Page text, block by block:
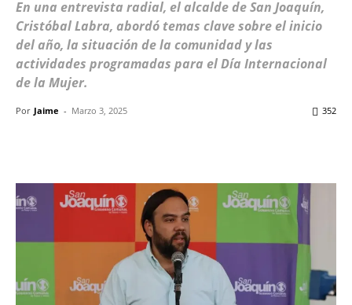
En una entrevista radial, el alcalde de San Joaquín,
Cristóbal Labra, abordó temas clave sobre el inicio
del año, la situación de la comunidad y las
actividades programadas para el Día Internacional
de la Mujer.
Por Jaime - Marzo 3, 2025 352